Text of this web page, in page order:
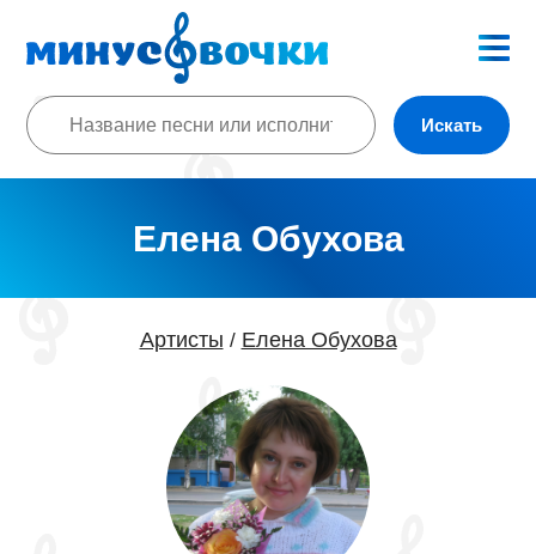
Искать
Елена Обухова
Артисты / Елена Обухова